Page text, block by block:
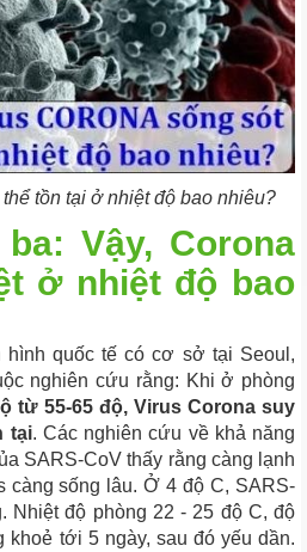
tồn tại ở nhiệt độ bao nhiêu?
Vậy, Corona
ở nhiệt độ bao
hình quốc tế có cơ sở tại Seoul,
nghiên cứu rằng: Khi ở phòng
từ 55-65 độ, Virus Corona suy
tại. Các nghiên cứu về khả năng
SARS-CoV thấy rằng càng lạnh
càng sống lâu. Ở 4 độ C, SARS-
Nhiệt độ phòng 22 - 25 độ C, độ
khoẻ tới 5 ngày, sau đó yếu dần.